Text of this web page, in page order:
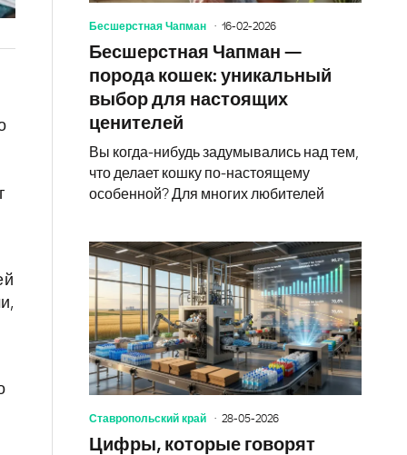
Бесшерстная Чапман 16-02-2026
Бесшерстная Чапман —
порода кошек: уникальный
выбор для настоящих
ценителей
Вы когда-нибудь задумывались над тем,
что делает кошку по-настоящему
особенной? Для многих любителей
Ставропольский край 28-05-2026
Цифры, которые говорят